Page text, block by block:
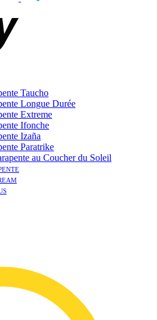
Taucho
Longue Durée
Extreme
Ifonche
Izaña
Paratrike
au Coucher du Soleil